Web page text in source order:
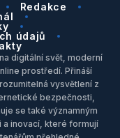
Redakce
údajů
digitální svět, moderní
prostředí. Přináší
vysvětlení z
bezpečnosti,
se také významným
inovací, které formují